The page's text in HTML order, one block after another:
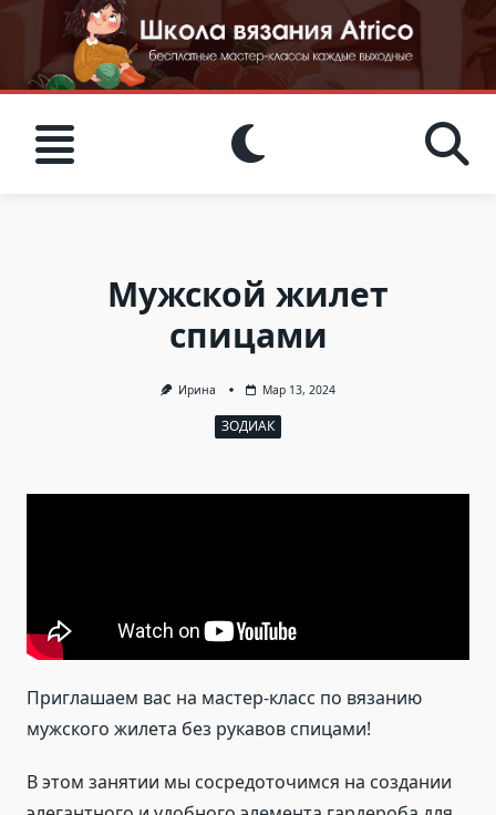
content
Мужской жилет
спицами
Ирина Мар 13, 2024
ЗОДИАК
Приглашаем вас на мастер-класс по вязанию
мужского жилета без рукавов спицами!
В этом занятии мы сосредоточимся на создании